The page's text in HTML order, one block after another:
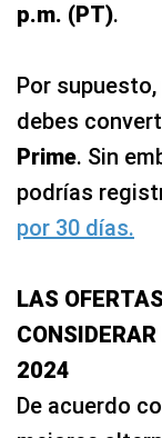
p.m. (PT).
Por
debes
Prime. Sin
podrías
por 30 días.
LAS
2024
De acuerdo